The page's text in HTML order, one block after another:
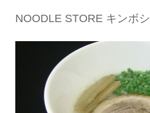
NOODLE STORE キンボシ